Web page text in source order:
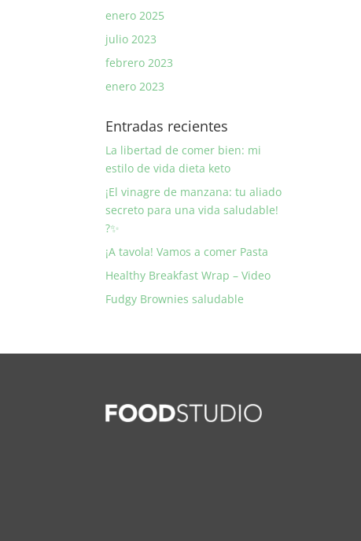
enero 2025
julio 2023
febrero 2023
enero 2023
Entradas recientes
La libertad de comer bien: mi
estilo de vida dieta keto
¡El vinagre de manzana: tu aliado
secreto para una vida saludable!
?✨
¡A tavola! Vamos a comer Pasta
Healthy Breakfast Wrap – Video
Fudgy Brownies saludable